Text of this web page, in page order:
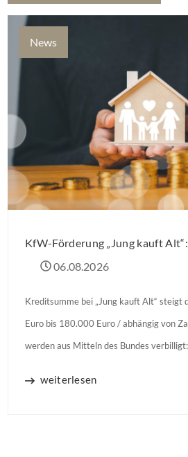
News
06.08.2026
Kreditsumme bei „Jung kauft Alt“ steigt
Euro bis 180.000 Euro / abhängig von
werden aus Mitteln des Bundes
weiterlesen